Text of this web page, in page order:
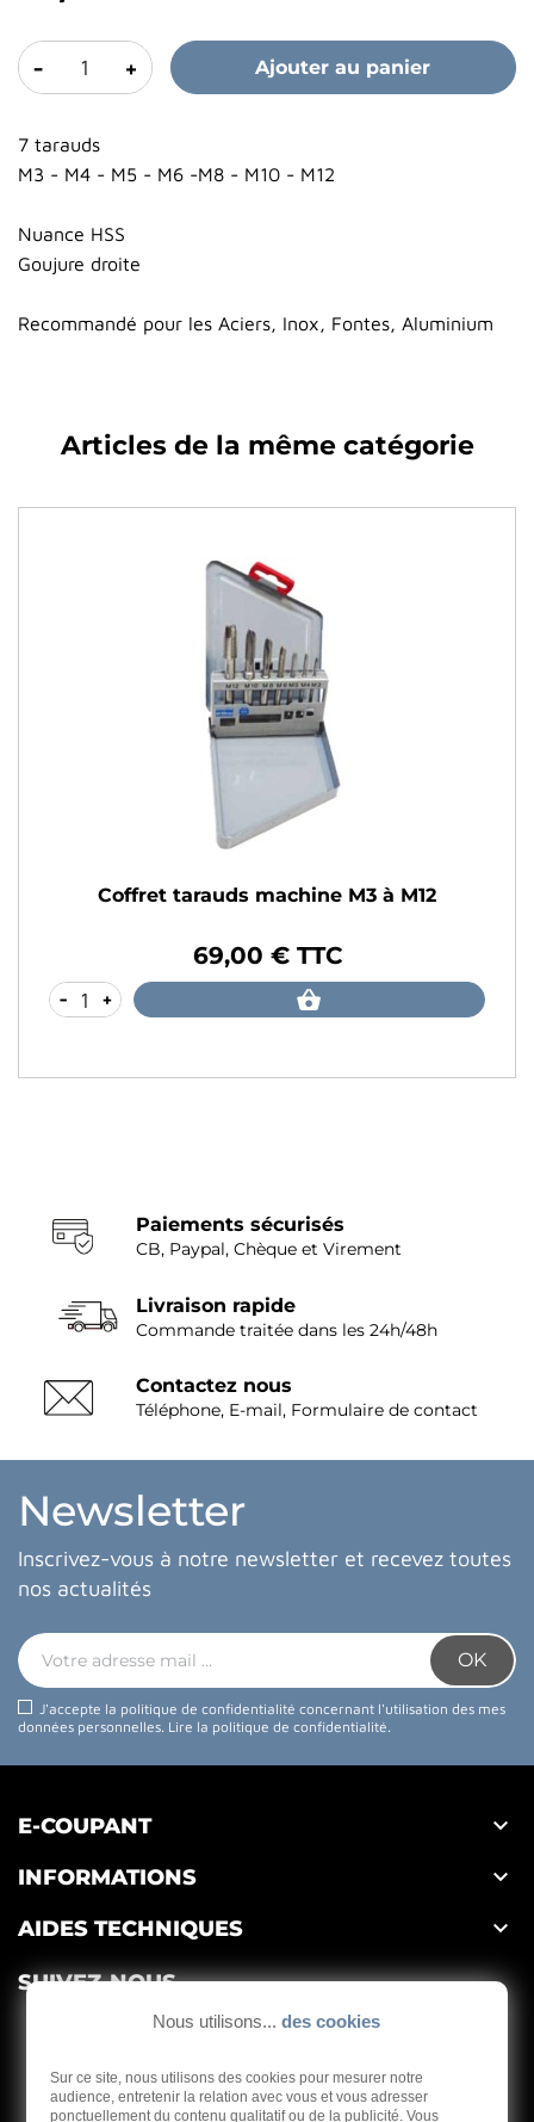
- + Ajouter au panier
7 tarauds
M3 - M4 - M5 - M6 -M8 - M10 - M12
Nuance HSS
Goujure droite
Recommandé pour les Aciers, Inox, Fontes, Aluminium
Articles de la même catégorie
Coffret tarauds machine M3 à M12
69,00 € TTC
- +
Paiements sécurisés
CB, Paypal, Chèque et Virement
Livraison rapide
Commande traitée dans les 24h/48h
Contactez nous
Téléphone, E-mail, Formulaire de contact
Newsletter
Inscrivez-vous à notre newsletter et recevez toutes
nos actualités
J'accepte la politique de confidentialité concernant l'utilisation des mes
données personnelles. Lire la politique de confidentialité.
E-COUPANT 
INFORMATIONS 
AIDES TECHNIQUES 
SUIVEZ-NOUS
Nous utilisons... des cookies
Sur ce site, nous utilisons des cookies pour mesurer notre
audience, entretenir la relation avec vous et vous adresser
ponctuellement du contenu qualitatif ou de la publicité. Vous